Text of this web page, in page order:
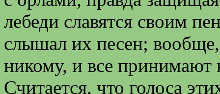
лебеди славятся своим
слышал их песен;
никому, и все принимают
Считается, что голоса